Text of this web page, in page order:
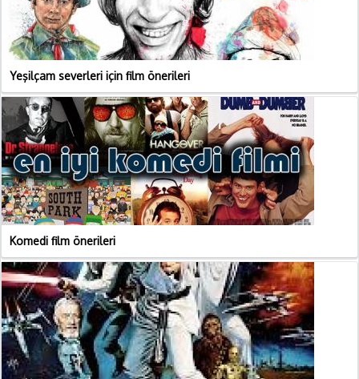
Yeşilçam severleri için film önerileri
Komedi film önerileri